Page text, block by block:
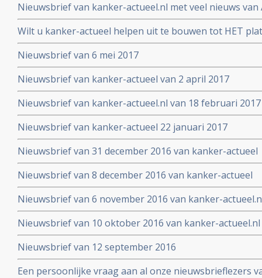
Nieuwsbrief van kanker-actueel.nl met veel nieuws van
2017
Wilt u kanker-actueel helpen uit te bouwen tot HET
hun naasten?
Nieuwsbrief van 6 mei 2017
Nieuwsbrief van kanker-actueel van 2 april 2017
Nieuwsbrief van kanker-actueel.nl van 18 februari 2017
Nieuwsbrief van kanker-actueel 22 januari 2017
Nieuwsbrief van 31 december 2016 van kanker-actueel
Nieuwsbrief van 8 december 2016 van kanker-actueel
Nieuwsbrief van 6 november 2016 van kanker-
Nieuwsbrief van 10 oktober 2016 van kanker-actueel.nl
Nieuwsbrief van 12 september 2016
Een persoonlijke vraag aan al onze nieuwsbrieflezers